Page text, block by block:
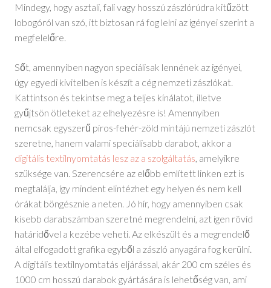
Mindegy, hogy asztali, fali vagy hosszú zászlórúdra kitűzött
lobogóról van szó, itt biztosan rá fog lelni az igényei szerint a
megfelelőre.
Sőt, amennyiben nagyon speciálisak lennének az igényei,
úgy egyedi kivitelben is készít a cég nemzeti zászlókat.
Kattintson és tekintse meg a teljes kínálatot, illetve
gyűjtsön ötleteket az elhelyezésre is! Amennyiben
nemcsak egyszerű piros-fehér-zöld mintájú nemzeti zászlót
szeretne, hanem valami speciálisabb darabot, akkor a
digitális textilnyomtatás lesz az a szolgáltatás , amelyikre
szüksége van. Szerencsére az előbb említett linken ezt is
megtalálja, így mindent elintézhet egy helyen és nem kell
órákat böngésznie a neten. Jó hír, hogy amennyiben csak
kisebb darabszámban szeretné megrendelni, azt igen rövid
határidővel a kezébe veheti. Az elkészült és a megrendelő
által elfogadott grafika egyből a zászló anyagára fog kerülni.
A digitális textilnyomtatás eljárással, akár 200 cm széles és
1000 cm hosszú darabok gyártására is lehetőség van, ami